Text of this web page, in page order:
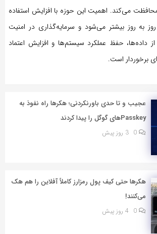
می‌کند. اهمیت این حوزه با افزایش استفاده
روز به روز بیشتر می‌شود و سرمایه‌گذاری در امنیت
داده‌ها، حفظ عملکرد سیستم‌ها و افزایش اعتماد
برخوردار است.
عجیب و تا حدی باورنکردنی؛ هکرها راه نفوذ به
Passkeyهای گوگل را پیدا کردند
0 3 روز پیش
هکرها حتی کیف پول رمزارز کاملاً آفلاین را هم هک
می‌کنند!
0 4 روز پیش